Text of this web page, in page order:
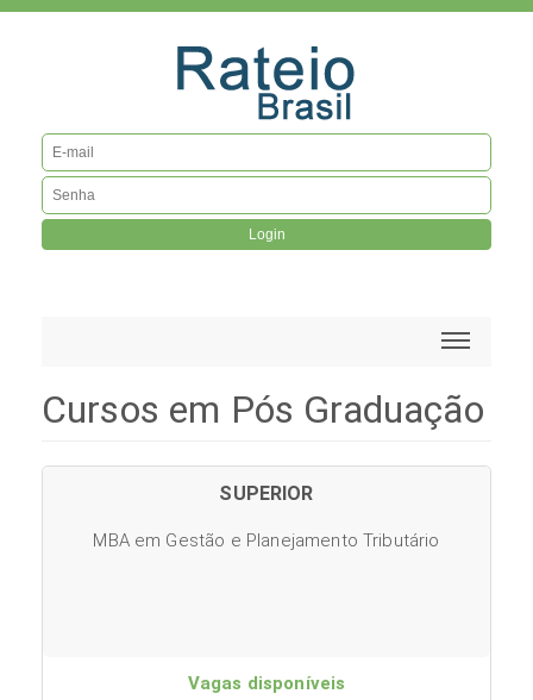
Login
Cursos em Pós Graduação
SUPERIOR
MBA em Gestão e Planejamento Tributário
Vagas disponíveis